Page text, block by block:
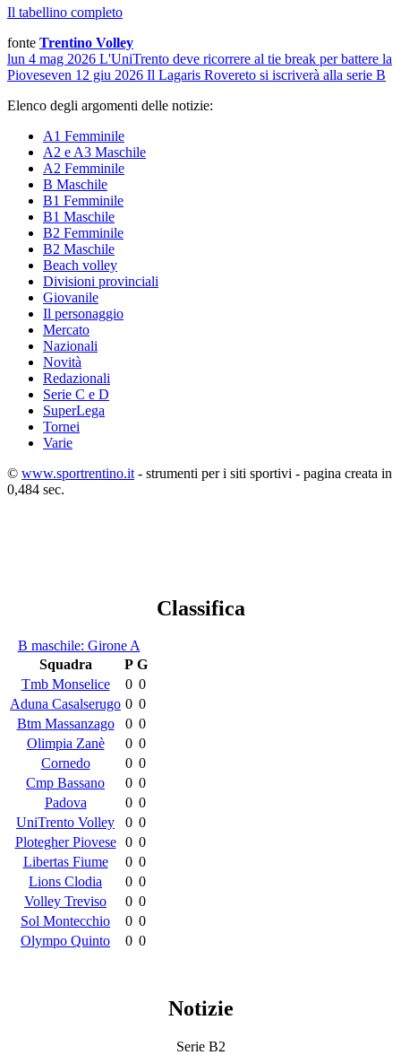
Il tabellino completo
fonte Trentino Volley
lun 4 mag 2026 L'UniTrento deve ricorrere al tie break per battere la
Pioveseven 12 giu 2026 Il Lagaris Rovereto si iscriverà alla serie B
Elenco degli argomenti delle notizie:
A1 Femminile
A2 e A3 Maschile
A2 Femminile
B Maschile
B1 Femminile
B1 Maschile
B2 Femminile
B2 Maschile
Beach volley
Divisioni provinciali
Giovanile
Il personaggio
Mercato
Nazionali
Novità
Redazionali
Serie C e D
SuperLega
Tornei
Varie
© www.sportrentino.it - strumenti per i siti sportivi - pagina creata in
0,484 sec.
Classifica
B maschile: Girone A
Squadra
P G
Tmb Monselice
0 0
Aduna Casalserugo 0 0
Btm Massanzago
0 0
Olimpia Zanè
0 0
Cornedo
0 0
Cmp Bassano
0 0
Padova
0 0
UniTrento Volley
0 0
Plotegher Piovese
0 0
Libertas Fiume
0 0
Lions Clodia
0 0
Volley Treviso
0 0
Sol Montecchio
0 0
Olympo Quinto
0 0
Notizie
Serie B2